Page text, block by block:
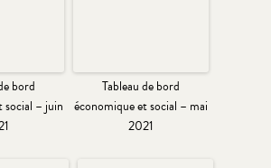
bord
social – juin
Tableau de bord
économique et social – mai
2021